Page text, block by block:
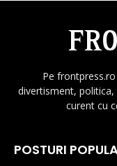
Pe
divertisment,
curent cu
POSTURI